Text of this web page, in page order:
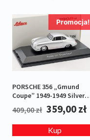
Promocja!
PORSCHE 356 „Gmund
Coupe” 1949-1949 Silver
409,00zł 359,00zł
Kup